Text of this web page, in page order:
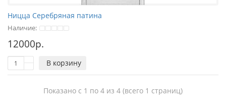
Ницца Серебряная патина
Наличие:
12000р.
В корзину
Показано с 1 по 4 из 4 (всего 1 страниц)